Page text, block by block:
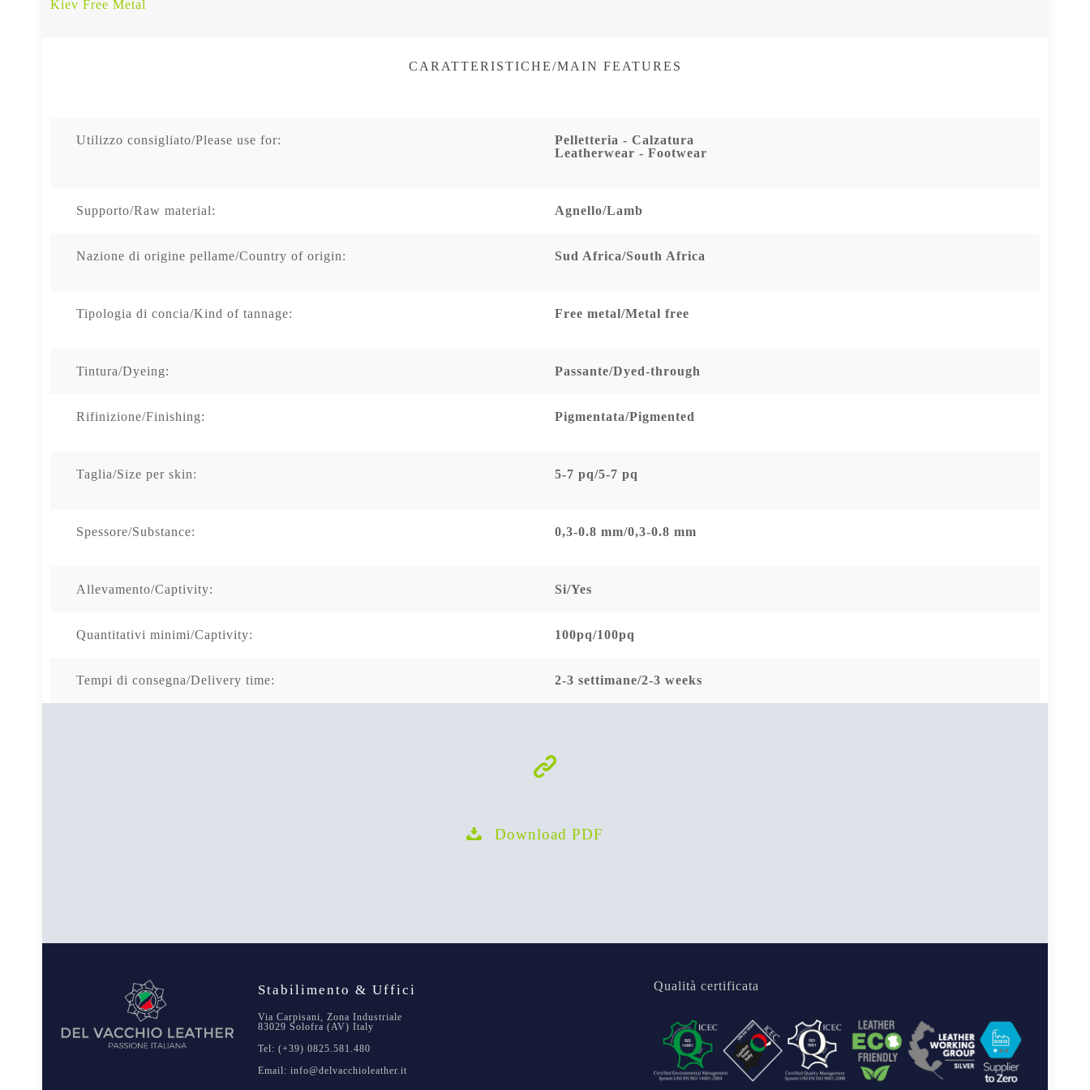
Kiev Free Metal
CARATTERISTICHE/MAIN FEATURES
Utilizzo consigliato/Please use for:
Pelletteria - Calzatura
Leatherwear - Footwear
Supporto/Raw material: Agnello/Lamb
Nazione di origine pellame/Country of origin: Sud Africa/South Africa
Tipologia di concia/Kind of tannage: Free metal/Metal free
Tintura/Dyeing: Passante/Dyed-through
Rifinizione/Finishing: Pigmentata/Pigmented
Taglia/Size per skin: 5-7 pq/5-7 pq
Spessore/Substance: 0,3-0.8 mm/0,3-0.8 mm
Allevamento/Captivity: Si/Yes
Quantitativi minimi/Captivity: 100pq/100pq
Tempi di consegna/Delivery time: 2-3 settimane/2-3 weeks
Download PDF
Stabilimento & Uffici
Via Carpisani, Zona Industriale
83029 Solofra (AV) Italy
Tel: (+39) 0825.581.480
Email: info@delvacchioleather.it
Qualità certificata